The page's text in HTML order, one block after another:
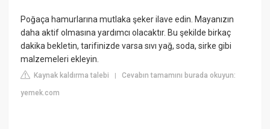
Poğaça hamurlarına mutlaka şeker ilave edin. Mayanızın
daha aktif olmasına yardımcı olacaktır. Bu şekilde birkaç
dakika bekletin, tarifinizde varsa sıvı yağ, soda, sirke gibi
malzemeleri ekleyin.
Kaynak kaldırma talebi |Cevabın tamamını burada okuyun:
yemek.com